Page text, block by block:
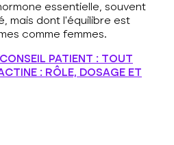
essentielle, souvent
mais dont l’équilibre est
comme femmes.
CONSEIL PATIENT : TOUT
: RÔLE, DOSAGE ET